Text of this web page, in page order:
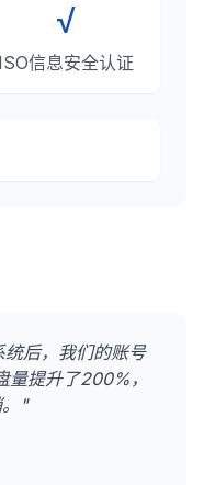
√
ISO信息安全认证
后，我们的账号
提升了200%，
"